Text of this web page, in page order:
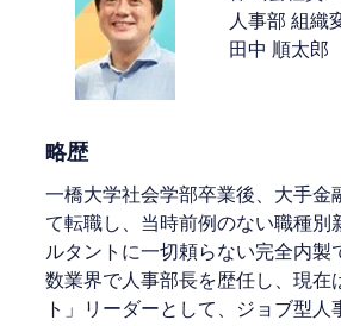
人事部 組織
田中 順太郎
略歴
一橋大学社会学部卒業後、大手金
て転職し、当時前例のない職種
ルタントに一切頼らない完全内
数業界で人事部長を歴任し、現在
ト」リーダーとして、ジョブ型